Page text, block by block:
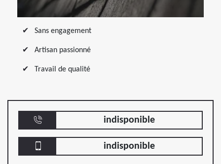
Sans engagement
Artisan passionné
Travail de qualité
indisponible
indisponible